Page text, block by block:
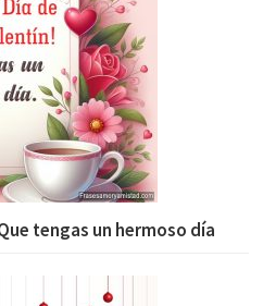
tengas un hermoso día